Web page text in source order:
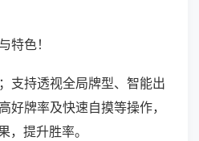
特色！
支持透视全局牌型、智能出
好牌率及快速自摸等操作，
，提升胜率。